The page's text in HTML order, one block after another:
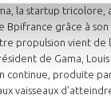
la startup tricolore,
Bpifrance grâce à
propulsion vient de
de Gama,
continue, produite
vaisseaux